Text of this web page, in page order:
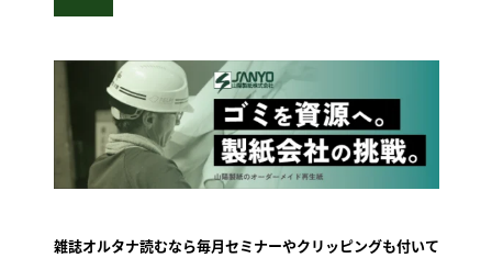
雑誌オルタナ読むなら毎月セミナーやクリッピングも付いて